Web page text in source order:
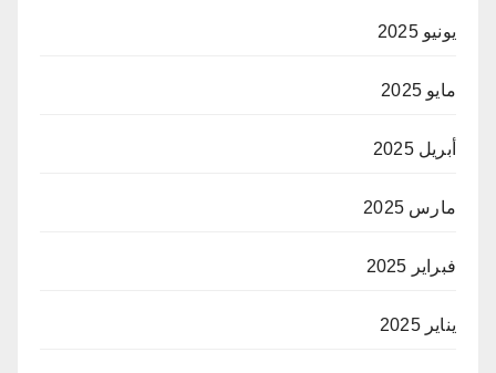
يونيو 2025
مايو 2025
أبريل 2025
مارس 2025
فبراير 2025
يناير 2025